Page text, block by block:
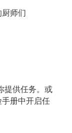
师们
提供任务。或
册中开启任